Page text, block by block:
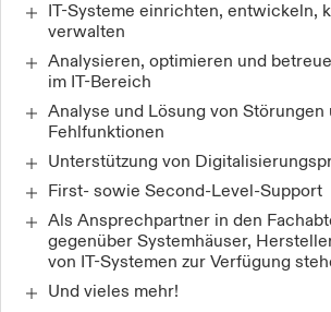
IT-Systeme einrichten, entwickeln,
verwalten
Analysieren, optimieren und
im IT-Bereich
Analyse und Lösung von Störungen
Fehlfunktionen
Unterstützung von
First- sowie Second-Level-Support
Als Ansprechpartner in den
gegenüber Systemhäuser,
von IT-Systemen zur Verfügung
Und vieles mehr!